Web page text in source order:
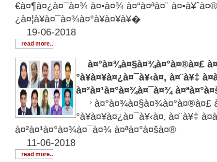
€à¤¶à¤¿à¤¯à¤¾ à¤•à¤¾ à¤“à¤ªà¤¨
¿à¤¦à¥à¤¯à¤¾à¤°à¥à¤¥à¥�
19-06-2018
read more..
à¤°à¤¾à¤§à¤¾à¤°à¤®à¤£
°à¥à¤¥à¤¿à¤¯à¥‹à¤‚ à¤¨à¥‡
à¤²à¤¹à¤°à¤¾à¤¯à¤¾
à¤°à¤¾à¤§à¤¾à¤°à¤®à¤£
°à¥à¤¥à¤¿à¤¯à¥‹à¤‚ à¤¨à¥‡
à¤²à¤¹à¤°à¤¾à¤¯à¤¾ à¤ªà¤°à¤šà¤®
11-06-2018
read more..